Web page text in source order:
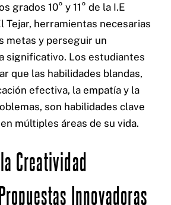
grados 10° y 11° de la I.E
Tejar, herramientas necesarias
metas y perseguir un
significativo. Los estudiantes
que las habilidades blandas,
efectiva, la empatía y la
son habilidades clave
múltiples áreas de su vida.
Creatividad
Innovadoras